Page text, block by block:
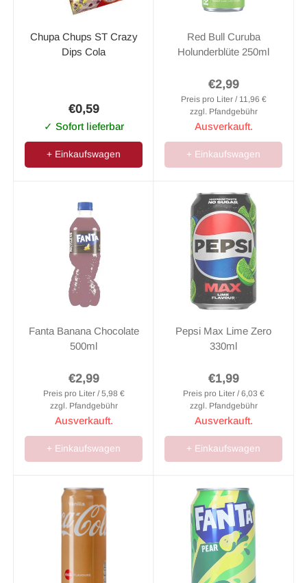
Chupa Chups ST Crazy
Dips Cola
€0,59
✓ Sofort lieferbar
+ Einkaufswagen
Red Bull Curuba
Holunderblüte 250ml
€2,99
Preis pro Liter / 11,96 €
zzgl. Pfandgebühr
Ausverkauft.
+ Einkaufswagen
Fanta Banana Chocolate
500ml
€2,99
Preis pro Liter / 5,98 €
zzgl. Pfandgebühr
Ausverkauft.
+ Einkaufswagen
Pepsi Max Lime Zero
330ml
€1,99
Preis pro Liter / 6,03 €
zzgl. Pfandgebühr
Ausverkauft.
+ Einkaufswagen